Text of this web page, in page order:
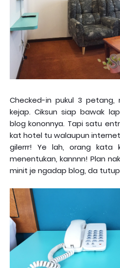
Checked-in pukul 3 petang,
kejap. Ciksun siap bawak
blog kononnya. Tapi satu
kat hotel tu walaupun
gilerrr! Ye lah, orang kata
menentukan, kannnn! Plan
minit je ngadap blog, da